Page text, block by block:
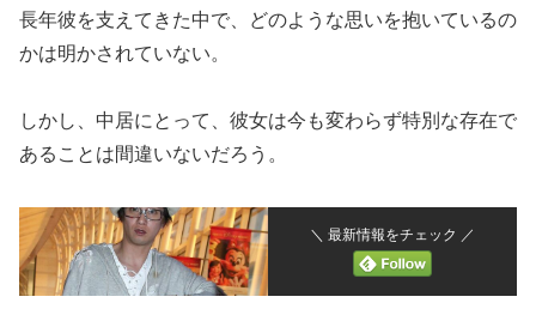
長年彼を支えてきた中で、どのような思いを抱いているの
かは明かされていない。
しかし、中居にとって、彼女は今も変わらず特別な存在で
あることは間違いないだろう。
＼ 最新情報をチェック ／